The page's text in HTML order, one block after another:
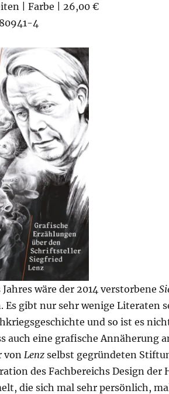
| Farbe | 26,00 €
4
Jahres wäre der 2014 verstorbene
Es gibt nur sehr wenige Literaten
und so ist es
auch eine grafische Annäherung
vonLenzselbst gegründeten
des Fachbereichs Design der
die sich mal sehr persönlich,